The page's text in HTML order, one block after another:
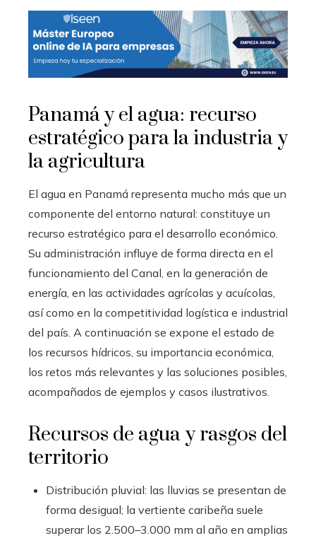
Panamá y el agua: recurso
estratégico para la industria y
la agricultura
El agua en Panamá representa mucho más que un
componente del entorno natural: constituye un
recurso estratégico para el desarrollo económico.
Su administración influye de forma directa en el
funcionamiento del Canal, en la generación de
energía, en las actividades agrícolas y acuícolas,
así como en la competitividad logística e industrial
del país. A continuación se expone el estado de
los recursos hídricos, su importancia económica,
los retos más relevantes y las soluciones posibles,
acompañados de ejemplos y casos ilustrativos.
Recursos de agua y rasgos del
territorio
Distribución pluvial: las lluvias se presentan de
forma desigual; la vertiente caribeña suele
superar los 2.500–3.000 mm al año en amplias